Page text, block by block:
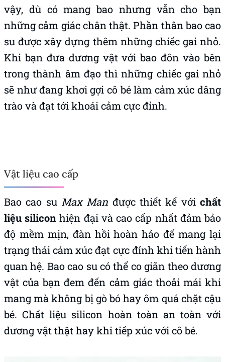
vậy, dù có mang bao nhưng vẫn cho bạn
những cảm giác chân thật. Phần thân bao cao
su được xây dựng thêm những chiếc gai nhỏ.
Khi bạn đưa dương vật với bao đôn vào bên
trong thành âm đạo thì những chiếc gai nhỏ
sẽ như đang khơi gợi cô bé làm cảm xúc dâng
trào và đạt tới khoái cảm cực đỉnh.